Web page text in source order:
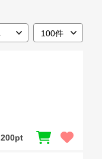
200pt